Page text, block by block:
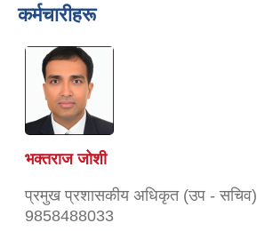
कर्मचारीहरू
भक्तराज जोशी
प्रमुख प्रशासकीय अधिकृत (उप - सचिव)
9858488033